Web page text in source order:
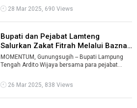
t ...
28 Mar 2025, 690 Views
Bupati dan Pejabat Lamteng
Salurkan Zakat Fitrah Melalui Baznas
...
MOMENTUM, Gunungsugih -- Bupati Lampung
Tengah Ardito Wijaya bersama para pejabat
26 Mar 2025, 838 Views